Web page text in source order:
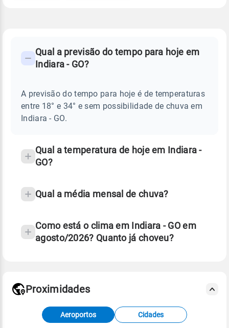
PREVISÃO
TEMPO
INDIARA
Perguntas
sobre
chuva
Qual a previsão do tempo para hoje em
Indiara - GO?
A previsão do tempo para hoje é de temperaturas
entre 18° e 34° e sem possibilidade de chuva em
Indiara - GO.
Qual a temperatura de hoje em Indiara -
GO?
Qual a média mensal de chuva?
Como está o clima em Indiara - GO em
agosto/2026? Quanto já choveu?
Fonte: dados combinados de estações
meteorológicas e satélite do Centro de Previsão
Proximidades
Aeroportos Cidades